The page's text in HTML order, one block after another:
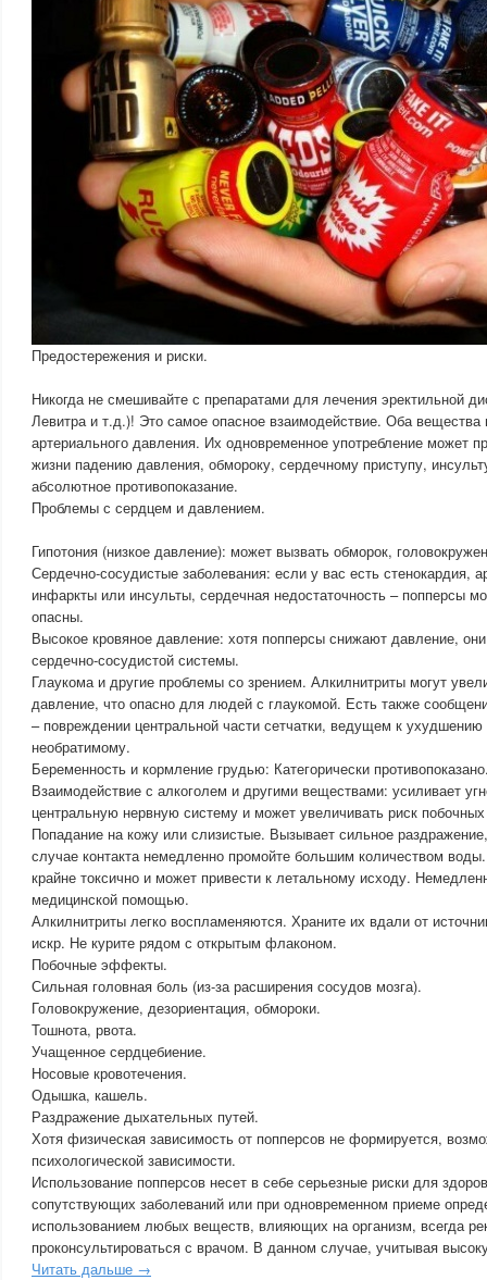
Предостережения и риски.
Никогда не смешивайте с препаратами для лечения эректильной
Левитра и т.д.)! Это самое опасное взаимодействие. Оба
артериального давления. Их одновременное употребление может
жизни падению давления, обмороку, сердечному приступу,
абсолютное противопоказание.
Проблемы с сердцем и давлением.
Гипотония (низкое давление): может вызвать обморок,
Сердечно-сосудистые заболевания: если у вас есть стенокардия,
инфаркты или инсульты, сердечная недостаточность – попперсы
опасны.
Высокое кровяное давление: хотя попперсы снижают давление,
сердечно-сосудистой системы.
Глаукома и другие проблемы со зрением. Алкилнитриты могут
давление, что опасно для людей с глаукомой. Есть также
– повреждении центральной части сетчатки, ведущем к ухудшению
необратимому.
Беременность и кормление грудью: Категорически
Взаимодействие с алкоголем и другими веществами: усиливает
центральную нервную систему и может увеличивать риск
Попадание на кожу или слизистые. Вызывает сильное
случае контакта немедленно промойте большим количеством
крайне токсично и может привести к летальному исходу.
медицинской помощью.
Алкилнитриты легко воспламеняются. Храните их вдали от
искр. Не курите рядом с открытым флаконом.
Побочные эффекты.
Сильная головная боль (из-за расширения сосудов мозга).
Головокружение, дезориентация, обмороки.
Тошнота, рвота.
Учащенное сердцебиение.
Носовые кровотечения.
Одышка, кашель.
Раздражение дыхательных путей.
Хотя физическая зависимость от попперсов не формируется,
психологической зависимости.
Использование попперсов несет в себе серьезные риски для
сопутствующих заболеваний или при одновременном приеме
использованием любых веществ, влияющих на организм, всегда
проконсультироваться с врачом. В данном случае, учитывая
Читать дальше →